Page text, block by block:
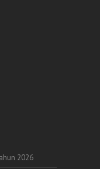
2026